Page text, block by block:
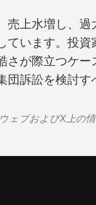
売上水増し、
ています。投
さが際立つケ
訴訟を検討す
ェブおよびX上の